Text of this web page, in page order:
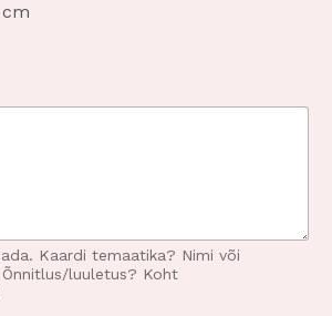
cm
Kaardi temaatika? Nimi või
luuletus? Koht